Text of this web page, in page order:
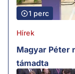
1 perc
Hírek
Magyar Péter
támadta